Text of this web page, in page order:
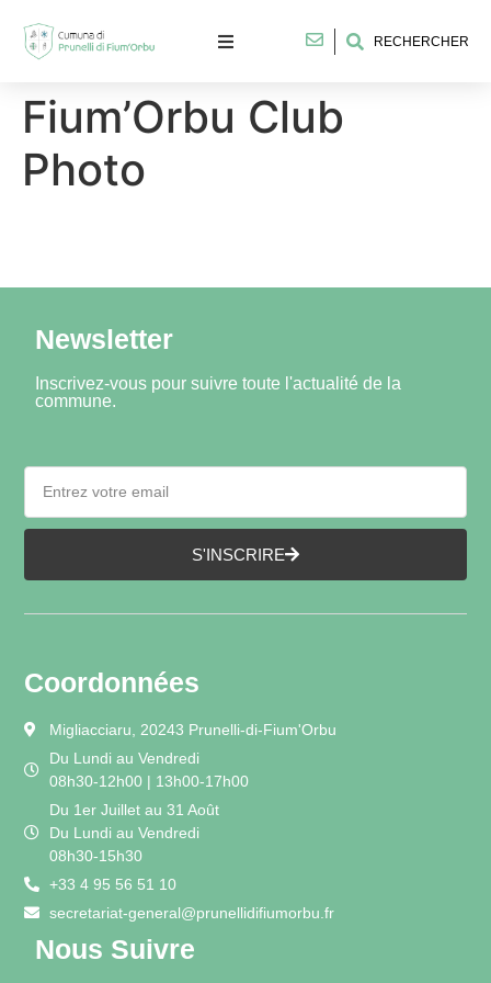
RECHERCHER
Fium’Orbu Club
Photo
Newsletter
Inscrivez-vous pour suivre toute l'actualité de la
commune.
S'INSCRIRE
Coordonnées
Migliacciaru, 20243 Prunelli-di-Fium'Orbu
Du Lundi au Vendredi
08h30-12h00 | 13h00-17h00
Du 1er Juillet au 31 Août
Du Lundi au Vendredi
08h30-15h30
+33 4 95 56 51 10
secretariat-general@prunellidifiumorbu.fr
Nous Suivre